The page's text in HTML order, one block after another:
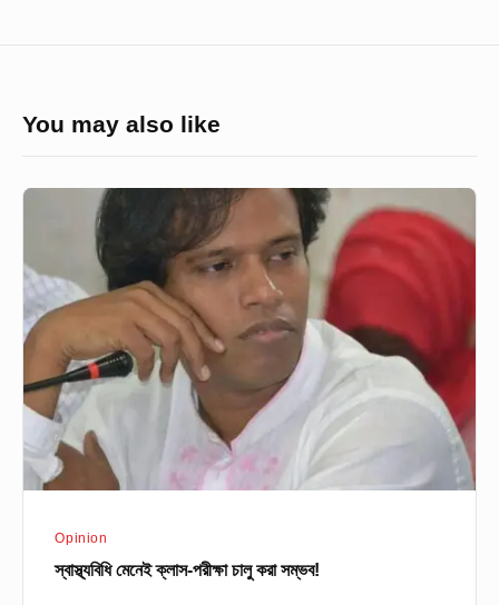
You may also like
ক্লাস-
পরীক্ষা
চালু
সম্ভব!
Opinion
স্বাস্থ্যবিধি মেনেই ক্লাস-পরীক্ষা চালু করা সম্ভব!